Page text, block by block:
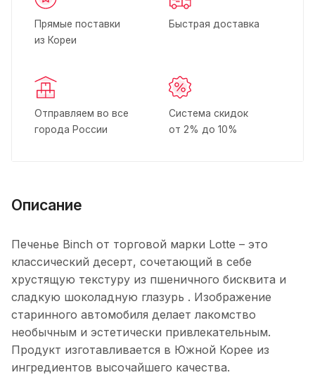
Прямые поставки
из Кореи
Быстрая доставка
Отправляем во все
города России
Система скидок
от 2% до 10%
Описание
Печенье Binch от торговой марки Lotte – это
классический десерт, сочетающий в себе
хрустящую текстуру из пшеничного бисквита и
сладкую шоколадную глазурь . Изображение
старинного автомобиля делает лакомство
необычным и эстетически привлекательным.
Продукт изготавливается в Южной Корее из
ингредиентов высочайшего качества.